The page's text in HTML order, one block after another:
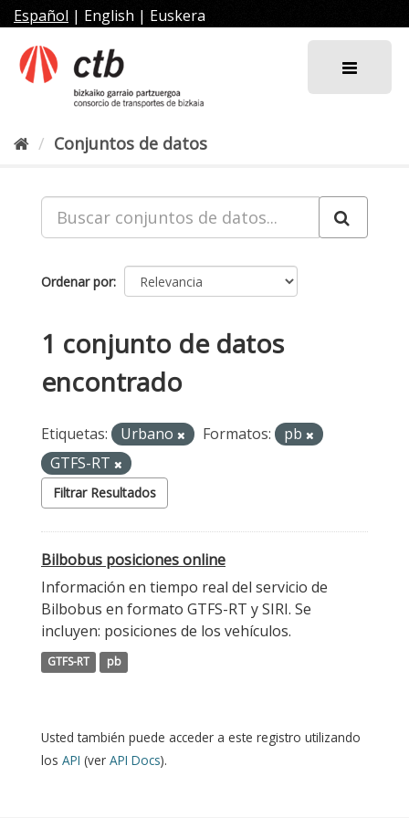
al
contenido
Español | English | Euskera
Conjuntos de datos
Ordenar por
1 conjunto de datos
encontrado
Etiquetas: Urbano Formatos:
pb
GTFS-RT
Filtrar Resultados
Bilbobus posiciones online
Información en tiempo real del servicio de
Bilbobus en formato GTFS-RT y SIRI. Se
incluyen: posiciones de los vehículos.
GTFS-RT pb
Usted también puede acceder a este registro utilizando
los API (ver API Docs).